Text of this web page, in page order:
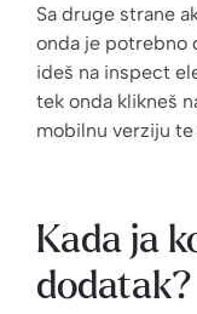
Sa druge strane
onda je potrebno
ideš na inspect
tek onda klikneš
mobilnu verziju
Kada ja
dodatak?